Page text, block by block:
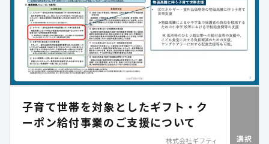
子育て世帯を対象としたギフト・ク
ーポン給付事業のご支援について
株式会社ギフティ 選択